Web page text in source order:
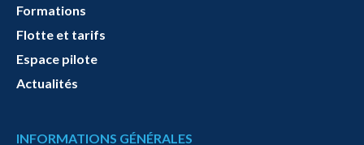
Formations
Flotte et tarifs
Espace pilote
Actualités
INFORMATIONS GÉNÉRALES